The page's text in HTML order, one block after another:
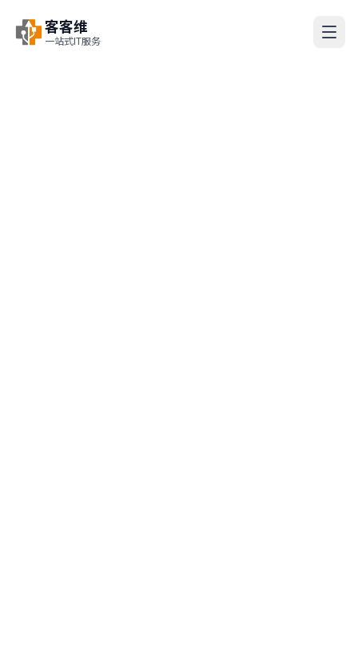
客客维
一站式IT服务